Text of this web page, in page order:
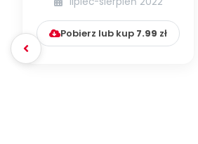
Pobierz lub kup 7.99 zł